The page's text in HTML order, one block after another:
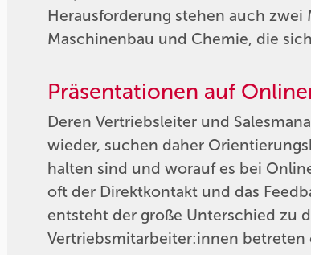
Herausforderung stehen auch
Maschinenbau und Chemie, die
Präsentationen auf
Deren Vertriebsleiter und
wieder, suchen daher
halten sind und worauf es bei
oft der Direktkontakt und das
entsteht der große Unterschied zu
Vertriebsmitarbeiter:innen